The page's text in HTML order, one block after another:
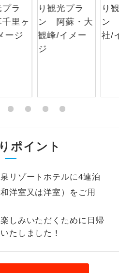
ポイント
リゾートホテルに4連泊
洋室又は洋室）をご用
しみいただくために日帰
たしました！
ポットに立ち寄るコースです。
にも宿泊するコースです。
ホテルに大浴場が付いています。
す。
音を気にせず、ガイドさんの説明
ら出発可能な個人型プランで